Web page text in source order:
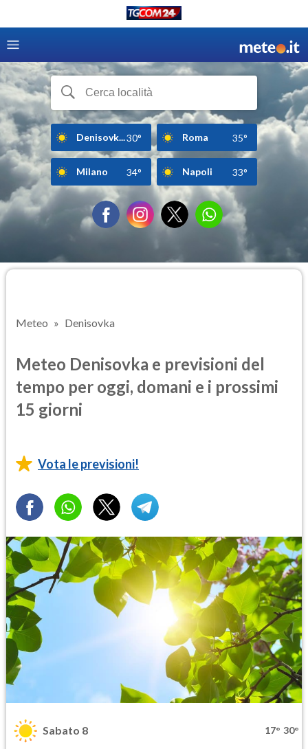
Denisovk...30° Roma 35°
Milano 34° Napoli 33°
Meteo Denisovka
Meteo Denisovka e previsioni del
tempo per oggi, domani e i prossimi
15 giorni
Vota le previsioni!
Sabato 8 17° 30°